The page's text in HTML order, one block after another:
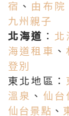
宿 、 由布院
九州親子
北海道 ： 北
海道租車 、
登別
東北地區：
溫泉 、 仙台
仙台景點 、